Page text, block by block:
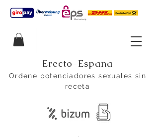
Erecto-Espana
Ordene potenciadores sexuales sin
receta